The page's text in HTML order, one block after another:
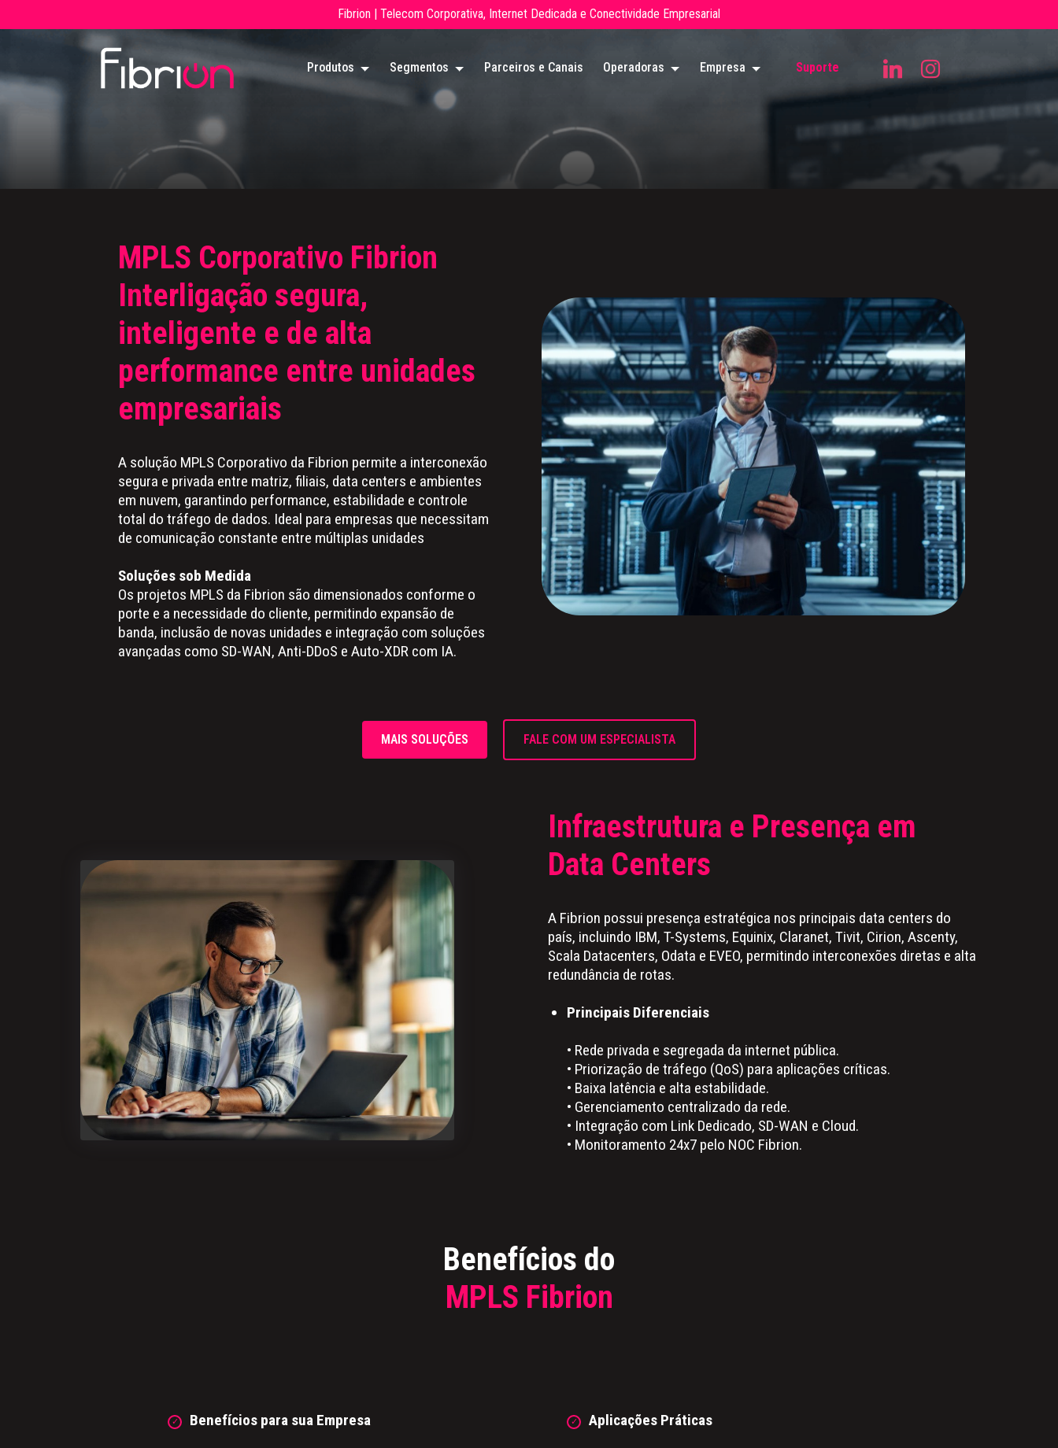
Fibrion | Telecom Corporativa, Internet Dedicada e Conectividade Empresarial
Produtos Segmentos Parceiros e Canais Operadoras Empresa Suporte
MPLS Corporativo Fibrion
Interligação segura,
inteligente e de alta
performance entre unidades
empresariais
A solução MPLS Corporativo da Fibrion permite a interconexão
segura e privada entre matriz, filiais, data centers e ambientes
em nuvem, garantindo performance, estabilidade e controle
total do tráfego de dados. Ideal para empresas que necessitam
de comunicação constante entre múltiplas unidades
Soluções sob Medida
Os projetos MPLS da Fibrion são dimensionados conforme o
porte e a necessidade do cliente, permitindo expansão de
banda, inclusão de novas unidades e integração com soluções
avançadas como SD-WAN, Anti-DDoS e Auto-XDR com IA.
MAIS SOLUÇÕES FALE COM UM ESPECIALISTA
Infraestrutura e Presença em
Data Centers
A Fibrion possui presença estratégica nos principais data centers do
país, incluindo IBM, T-Systems, Equinix, Claranet, Tivit, Cirion, Ascenty,
Scala Datacenters, Odata e EVEO, permitindo interconexões diretas e alta
redundância de rotas.
Principais Diferenciais
• Rede privada e segregada da internet pública.
• Priorização de tráfego (QoS) para aplicações críticas.
• Baixa latência e alta estabilidade.
• Gerenciamento centralizado da rede.
• Integração com Link Dedicado, SD-WAN e Cloud.
• Monitoramento 24x7 pelo NOC Fibrion.
Benefícios do
MPLS Fibrion
Benefícios para sua Empresa Aplicações Práticas